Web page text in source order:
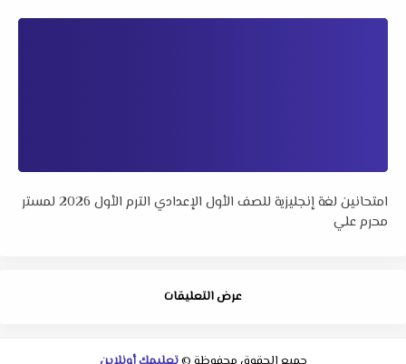
امتحانين لغة إنجليزية للصف الأول الإعدادي الترم الأول 2026 لمستر
محرم علي
عرض التعليقات